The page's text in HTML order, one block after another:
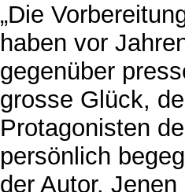
„Die
haben vor
gegenüber
grosse Glück,
Protagonisten
persönlich
der Autor.